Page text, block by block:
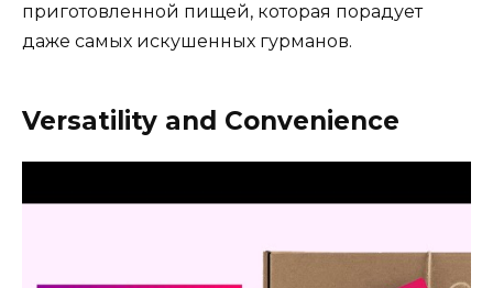
приготовленной пищей, которая порадует
даже самых искушенных гурманов.
Versatility and Convenience